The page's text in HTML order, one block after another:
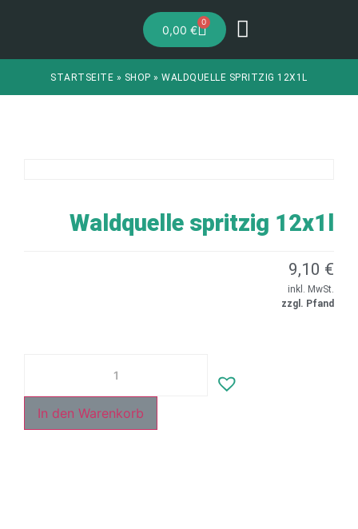
0,00€
0
STARTSEITE » SHOP »WALDQUELLE SPRITZIG 12X1L
Waldquelle spritzig 12x1l
9,10 €
inkl. MwSt.
zzgl. Pfand
In den Warenkorb